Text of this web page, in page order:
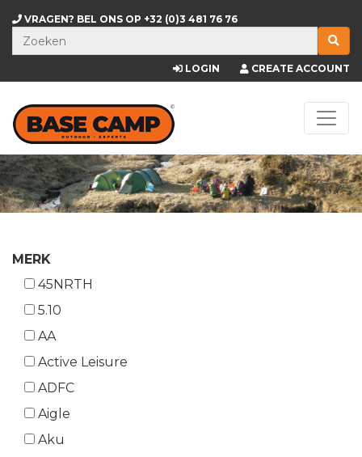
VRAGEN? BEL ONS OP +32 (0)3 481 76 76
LOGIN CREATE ACCOUNT
MERK
45NRTH
5.10
AA
Active Leisure
ADFC
Aigle
Aku